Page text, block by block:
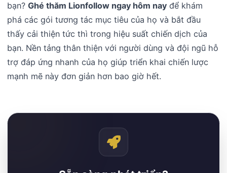
bạn?Ghé thăm Lionfollow ngay hôm nay để khám
phá các gói tương tác mục tiêu của họ và bắt đầu
thấy cải thiện tức thì trong hiệu suất chiến dịch của
bạn. Nền tảng thân thiện với người dùng và đội ngũ hỗ
trợ đáp ứng nhanh của họ giúp triển khai chiến lược
mạnh mẽ này đơn giản hơn bao giờ hết.